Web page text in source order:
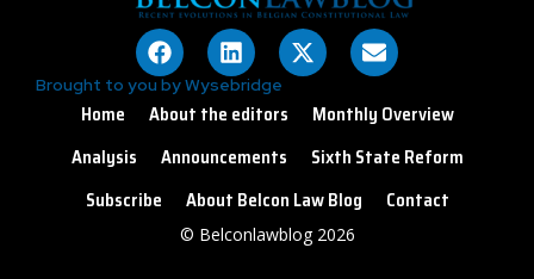
Brought to you by Wysebridge
Home About the editors
Monthly Overview
Analysis
Announcements
Sixth State Reform
Subscribe
About Belcon Law Blog Contact
© Belconlawblog 2026